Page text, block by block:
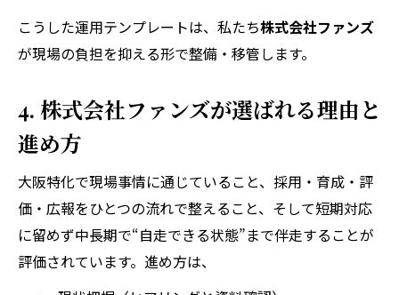
こうした運用テンプレートは、私たち株式会社ファンズ
が現場の負担を抑える形で整備・移管します。
4. 株式会社ファンズが選ばれる理由と
進め方
大阪特化で現場事情に通じていること、採用・育成・評
価・広報をひとつの流れで整えること、そして短期対応
に留めず中長期で“自走できる状態”まで伴走することが
評価されています。進め方は、